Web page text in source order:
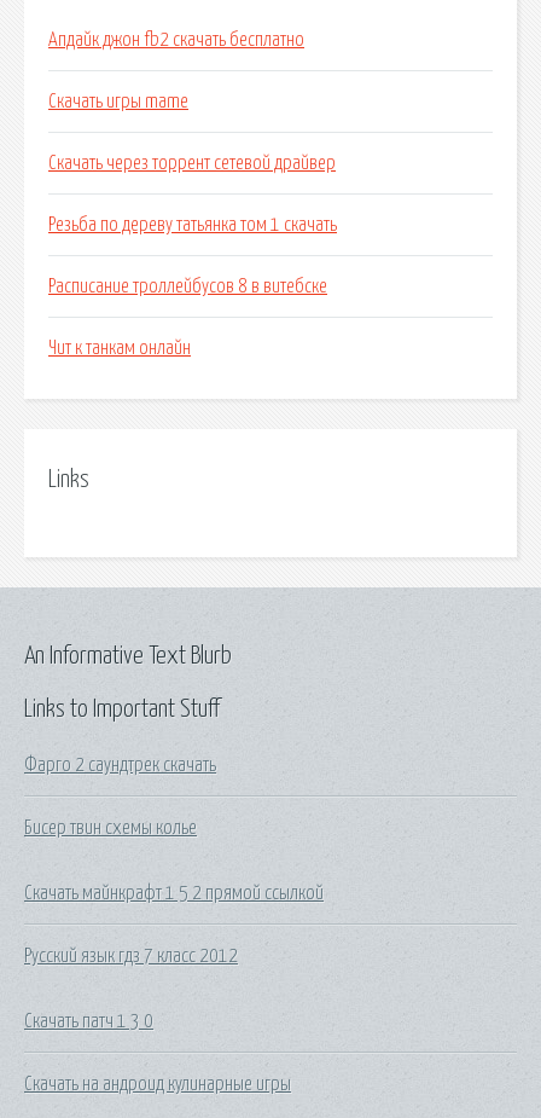
Апдайк джон fb2 скачать бесплатно
Скачать игры mame
Скачать через торрент сетевой драйвер
Резьба по дереву татьянка том 1 скачать
Расписание троллейбусов 8 в витебске
Чит к танкам онлайн
Links
Links to Important Stuff
Фарго 2 саундтрек скачать
Бисер твин схемы колье
Скачать майнкрафт 1 5 2 прямой ссылкой
Русский язык гдз 7 класс 2012
Скачать патч 1 3 0
Скачать на андроид кулинарные игры
An Informative Text Blurb